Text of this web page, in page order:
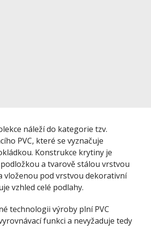
náleží do kategorie tzv.
PVC, které se vyznačuje
Konstrukce krytiny je
a tvarově stálou vrstvou
vloženou pod vrstvou dekorativní
vzhled celé podlahy.
technologii výroby plní PVC
funkci a nevyžaduje tedy